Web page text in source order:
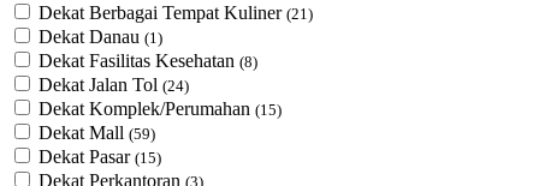
Dekat Berbagai Tempat Kuliner (21)
Dekat Danau (1)
Dekat Fasilitas Kesehatan (8)
Dekat Jalan Tol (24)
Dekat Komplek/Perumahan (15)
Dekat Mall (59)
Dekat Pasar (15)
Dekat Perkantoran (3)